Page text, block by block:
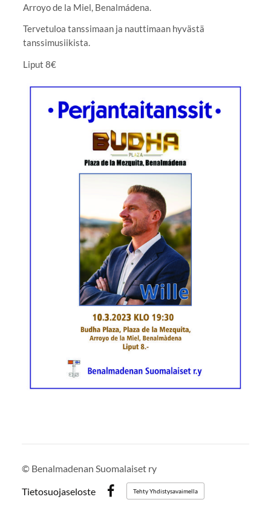
Arroyo de la Miel, Benalmádena.
Tervetuloa tanssimaan ja nauttimaan hyvästä
tanssimusiikista.
Liput 8€
© Benalmadenan Suomalaiset ry
Tietosuojaseloste
Facebook
Tehty Yhdistysavaimella